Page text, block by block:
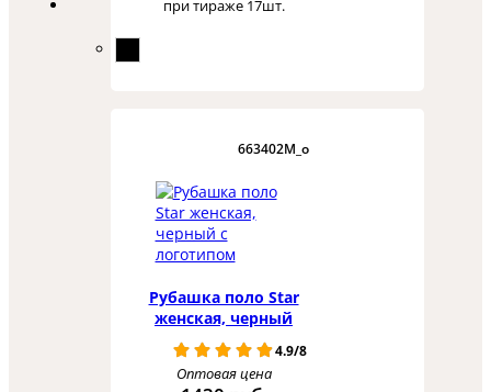
при тираже 17шт.
663402M_o
Рубашка поло Star
женская, черный
4.9/8
Оптовая цена